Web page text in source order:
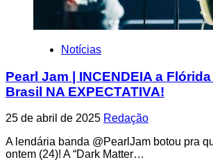
Notícias
Pearl Jam | INCENDEIA a
Brasil NA EXPECTATIVA!
25 de abril de 2025 Redação
A lendária banda @PearlJam botou pra
ontem (24)! A “Dark Matter…